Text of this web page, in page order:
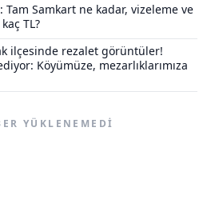
Tam Samkart ne kadar, vizeleme ve
TL?
ilçesinde rezalet görüntüler!
Köyümüze, mezarlıklarımıza
YÜKLENEMEDI